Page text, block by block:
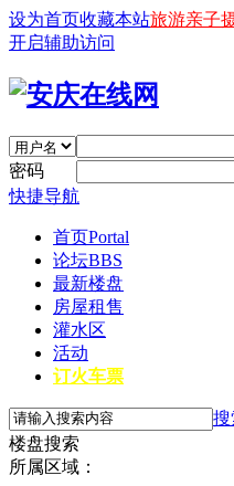
设为首页收藏本站旅游亲子
开启辅助访问
密码
快捷导航
首页Portal
论坛BBS
最新楼盘
房屋租售
灌水区
活动
订火车票
搜
楼盘搜索
所属区域：